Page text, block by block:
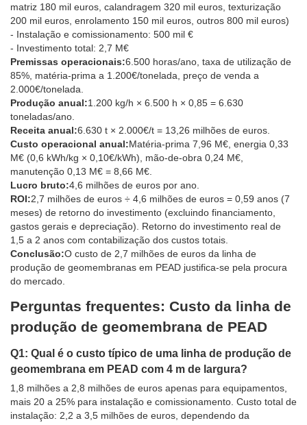
matriz 180 mil euros, calandragem 320 mil euros, texturização
200 mil euros, enrolamento 150 mil euros, outros 800 mil euros)
- Instalação e comissionamento: 500 mil €
- Investimento total: 2,7 M€
Premissas operacionais:6.500 horas/ano, taxa de utilização de
85%, matéria-prima a 1.200€/tonelada, preço de venda a
2.000€/tonelada.
Produção anual:1.200 kg/h × 6.500 h × 0,85 = 6.630
toneladas/ano.
Receita anual:6.630 t × 2.000€/t = 13,26 milhões de euros.
Custo operacional anual:Matéria-prima 7,96 M€, energia 0,33
M€ (0,6 kWh/kg × 0,10€/kWh), mão-de-obra 0,24 M€,
manutenção 0,13 M€ = 8,66 M€.
Lucro bruto:4,6 milhões de euros por ano.
ROI:2,7 milhões de euros ÷ 4,6 milhões de euros = 0,59 anos (7
meses) de retorno do investimento (excluindo financiamento,
gastos gerais e depreciação). Retorno do investimento real de
1,5 a 2 anos com contabilização dos custos totais.
Conclusão:O custo de 2,7 milhões de euros da linha de
produção de geomembranas em PEAD justifica-se pela procura
do mercado.
Perguntas frequentes: Custo da linha de
produção de geomembrana de PEAD
Q1: Qual é o custo típico de uma linha de produção de
geomembrana em PEAD com 4 m de largura?
1,8 milhões a 2,8 milhões de euros apenas para equipamentos,
mais 20 a 25% para instalação e comissionamento. Custo total de
instalação: 2,2 a 3,5 milhões de euros, dependendo da